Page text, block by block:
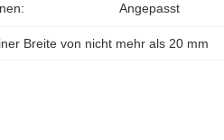
Angepasst
Breite von nicht mehr als 20 mm